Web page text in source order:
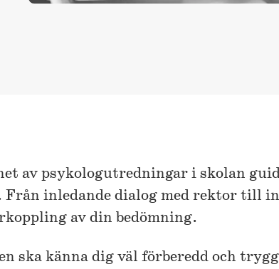
av psykologutredningar i skolan
Från inledande dialog med rektor till
av din bedömning.
ska känna dig väl förberedd och